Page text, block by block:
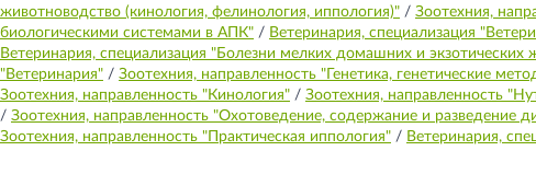
животноводство (кинология, фелинология, иппология)" / Зоотехния,
биологическими системами в АПК" / Ветеринария, специализация
Ветеринария, специализация "Болезни мелких домашних и экзотических
"Ветеринария" / Зоотехния, направленность "Генетика, генетические
Зоотехния, направленность "Кинология" / Зоотехния, направленность
/ Зоотехния, направленность "Охотоведение, содержание и разведение
Зоотехния, направленность "Практическая иппология" / Ветеринария,